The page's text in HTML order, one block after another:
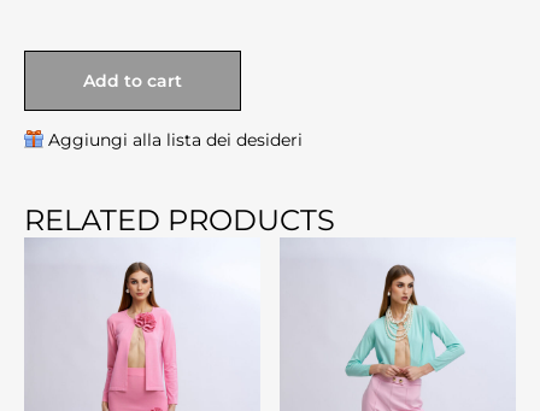
Add to cart
Aggiungi alla lista dei desideri
RELATED PRODUCTS